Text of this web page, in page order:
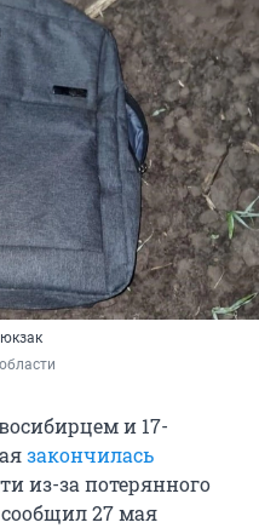
и 17-
закончилась
из-за потерянного
27 мая